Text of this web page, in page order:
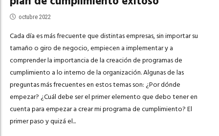
octubre 2022
Cada día es más frecuente que distintas empresas, sin importar su
tamaño o giro de negocio, empiecen a implementar y a
comprender la importancia de la creación de programas de
cumplimiento a lo interno de la organización. Algunas de las
preguntas más frecuentes en estos temas son: ¿Por dónde
empezar? ¿Cuál debe ser el primer elemento que debo tener en
cuenta para empezar a crear mi programa de cumplimiento? El
primer paso y quizá el...